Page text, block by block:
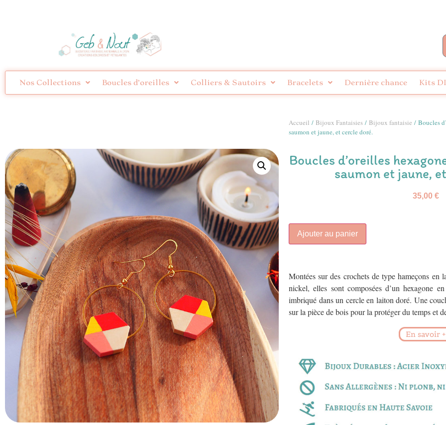
Nos Collections Boucles d’oreilles Colliers & Sautoirs Bracelets Dernière chance Kits
Accueil / Bijoux Fantaisies / Bijoux fantaisie / Boucles
saumon et jaune, et cercle doré.
Boucles d’oreilles
saumon et jaune,
35,00 €
Ajouter au panier
Montées sur des crochets de type hameçons en
nickel, elles sont composées d’un hexagone
imbriqué dans un cercle en laiton doré. Une
sur la pièce de bois pour la protéger du temps et
En savoir +